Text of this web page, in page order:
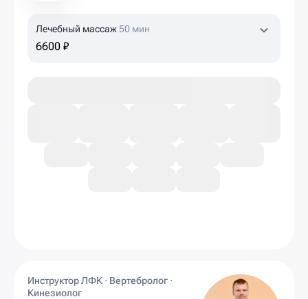
Лечебный массаж 50 мин
6600 ₽
Инструктор ЛФК · Вертебролог ·
Кинезиолог